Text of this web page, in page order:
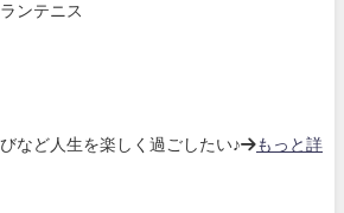
ンテニス
など人生を楽しく過ごしたい♪→もっと詳